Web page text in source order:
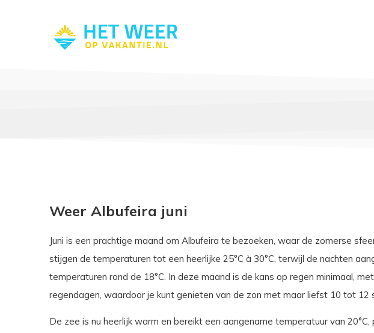
Weer Albufeira juni
Juni is een prachtige maand om Albufeira te bezoeken, waar de zomerse
stijgen de temperaturen tot een heerlijke 25°C à 30°C, terwijl de nachten
temperaturen rond de 18°C. In deze maand is de kans op regen minimaal,
regendagen, waardoor je kunt genieten van de zon met maar liefst 10 tot 12
De zee is nu heerlijk warm en bereikt een aangename temperatuur van